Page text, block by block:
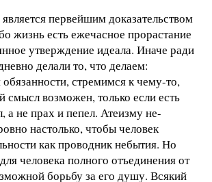
первейшим доказательством
жизнь есть ежечасное прорастание
утверждение идеала. Иначе ради
делали то, что делаем:
стремимся к чему-то,
смысл возможен, только если есть
а не прах и пепел. Атеизму не-
настолько, чтобы человек
как проводник небытия. Но
человека полного отъединения от
борьбу за его душу. Всякий